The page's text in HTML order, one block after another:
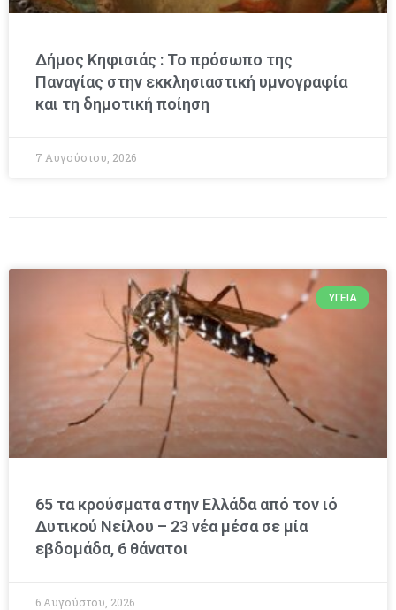
Δήμος Κηφισιάς : Το πρόσωπο της
Παναγίας στην εκκλησιαστική υμνογραφία
και τη δημοτική ποίηση
7 Αυγούστου, 2026
ΥΓΕΊΑ
65 τα κρούσματα στην Ελλάδα από τον ιό
Δυτικού Νείλου – 23 νέα μέσα σε μία
εβδομάδα, 6 θάνατοι
6 Αυγούστου, 2026